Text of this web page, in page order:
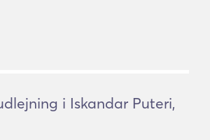
i Iskandar Puteri,